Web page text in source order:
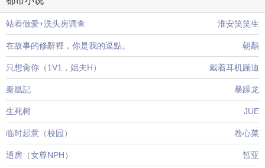
站着做爱+洗头房调查 淮安笑笑生
在故事的修辭裡，你是我的逗點。 朝顏
只想肏你（1V1，姐夫H） 戴着耳机蹦迪
秦凰記 暴躁龙
生死树 JUE
临时起意（校园） 卷心菜
通房（女尊NPH） 皙亚